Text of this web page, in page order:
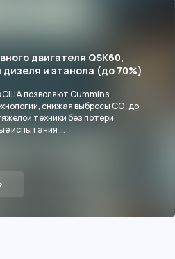
двигателя QSK60,
и этанола (до 70%)
США позволяют Cummins
снижая выбросы CO₂ до
техники без потери
испытания ...